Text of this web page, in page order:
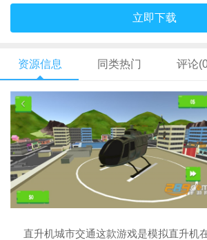
立即下载
资源信息 同类热门 评论
直升机城市交通这款游戏是模拟直升机